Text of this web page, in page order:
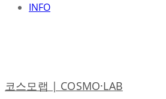
INFO
코스모랩 | COSMO·LAB